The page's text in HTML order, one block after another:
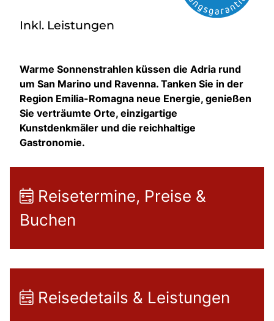
Inkl. Leistungen
Warme Sonnenstrahlen küssen die Adria rund
um San Marino und Ravenna. Tanken Sie in der
Region Emilia-Romagna neue Energie, genießen
Sie verträumte Orte, einzigartige
Kunstdenkmäler und die reichhaltige
Gastronomie.
Reisetermine, Preise &
Buchen
Reisedetails & Leistungen